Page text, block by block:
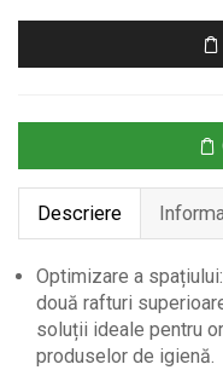
Descriere
Optimizare a
două rafturi
soluții ideale pentru
produselor de igienă.